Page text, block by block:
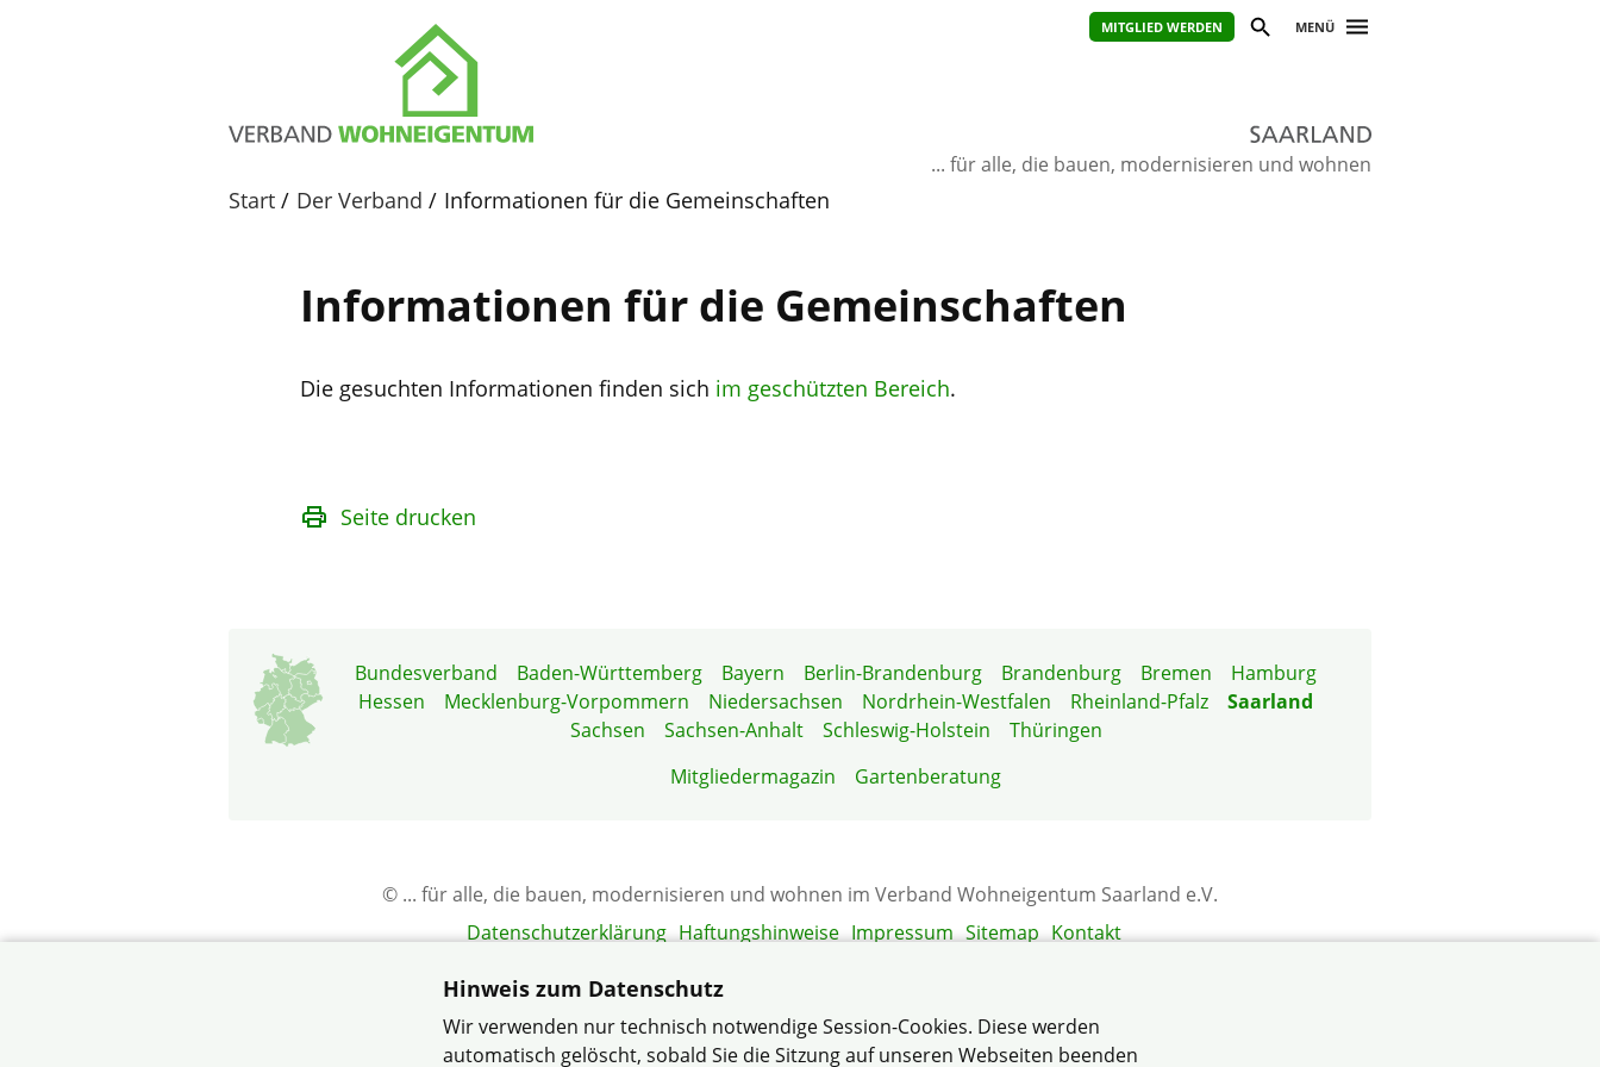
MITGLIED WERDEN MENÜ
... für alle, die bauen, modernisieren und wohnen
Start Der Verband Informationen für die Gemeinschaften
Informationen für die Gemeinschaften
Die gesuchten Informationen finden sich im geschützten Bereich.
Seite drucken
Bundesverband Baden-Württemberg Bayern Berlin-Brandenburg Brandenburg Bremen
Hamburg
Hessen
Mecklenburg-Vorpommern Niedersachsen Nordrhein-Westfalen Rheinland-Pfalz
Saarland
Sachsen
Sachsen-Anhalt Schleswig-Holstein
Thüringen
Mitgliedermagazin
Gartenberatung
© ... für alle, die bauen, modernisieren und wohnen im Verband Wohneigentum Saarland e.V.
Datenschutzerklärung Haftungshinweise Impressum Sitemap Kontakt
Hinweis zum Datenschutz
Wir verwenden nur technisch notwendige Session-Cookies. Diese werden
automatisch gelöscht, sobald Sie die Sitzung auf unseren Webseiten beenden